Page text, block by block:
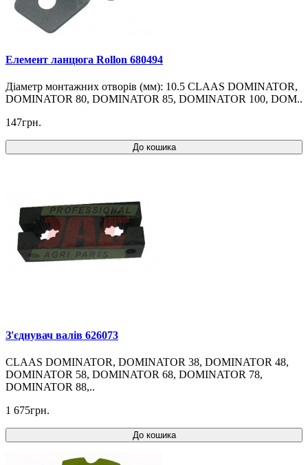
Елемент ланцюга Rollon 680494
Діаметр монтажних отворів (мм): 10.5 CLAAS DOMINATOR,
DOMINATOR 80, DOMINATOR 85, DOMINATOR 100, DOM..
147грн.
До кошика
З'єднувач валів 626073
CLAAS DOMINATOR, DOMINATOR 38, DOMINATOR 48,
DOMINATOR 58, DOMINATOR 68, DOMINATOR 78,
DOMINATOR 88,..
1 675грн.
До кошика